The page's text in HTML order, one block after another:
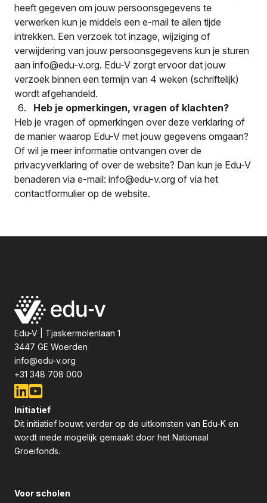
heeft gegeven om jouw persoonsgegevens te
verwerken kun je middels een e-mail te allen tijde
intrekken. Een verzoek tot inzage, wijziging of
verwijdering van jouw persoonsgegevens kun je sturen
aan info@edu-v.org. Edu-V zorgt ervoor dat jouw
verzoek binnen een termijn van 4 weken (schriftelijk)
wordt afgehandeld.
Heb je opmerkingen, vragen of klachten?
Heb je vragen of opmerkingen over deze verklaring of
de manier waarop Edu-V met jouw gegevens omgaan?
Of wil je meer informatie ontvangen over de
privacyverklaring of over de website? Dan kun je Edu-V
benaderen via e-mail: info@edu-v.org of via het
contactformulier op de website.
Edu-V | Tjaskermolenlaan 1
3447 GE Woerden
info@edu-v.org
+31 348 708 000
Initiatief
Dit initiatief bouwt verder op de uitkomsten van Edu-K en
wordt mede mogelijk gemaakt door het Nationaal
Groeifonds.
Voor scholen